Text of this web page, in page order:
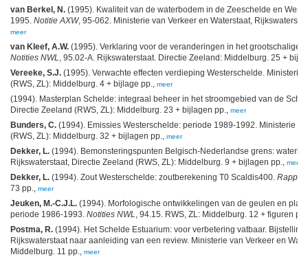
van Berkel, N. (1995). Kwaliteit van de waterbodem in de Zeeschelde en
1995. Notitie AXW, 95-062. Ministerie van Verkeer en Waterstaat,
meer
van Kleef, A.W. (1995). Verklaring voor de veranderingen in het grootschalige
Notities NWL
, 95.02-A. Rijkswaterstaat. Directie Zeeland: Middelburg. 25 +
Vereeke, S.J. (1995). Verwachte effecten verdieping Westerschelde.
(RWS, ZL): Middelburg. 4 + bijlage pp.,
meer
(1994). Masterplan Schelde: integraal beheer in het stroomgebied van de
Directie Zeeland (RWS, ZL): Middelburg. 23 + bijlagen pp.,
meer
Bunders, C. (1994). Emissies Westerschelde: periode 1989-1992. Ministerie
(RWS, ZL): Middelburg. 32 + bijlagen pp.,
meer
Dekker, L. (1994). Bemonsteringspunten Belgisch-Nederlandse grens:
Rijkswaterstaat, Directie Zeeland (RWS, ZL): Middelburg. 9 + bijlagen pp.,
meer
Dekker, L. (1994). Zout Westerschelde: zoutberekening T0 Scaldis400.
73 pp.,
meer
Jeuken, M.-C.J.L. (1994). Morfologische ontwikkelingen van de geulen en
periode 1986-1993. Notities NWL
, 94.15. RWS, ZL: Middelburg. 12 + figuren
Postma, R. (1994). Het Schelde Estuarium: voor verbetering vatbaar.
Rijkswaterstaat naar aanleiding van een review. Ministerie van Verkeer en
Middelburg. 11 pp.,
meer